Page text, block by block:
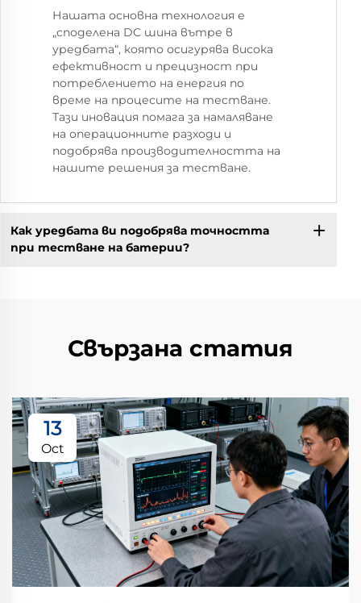
Нашата основна технология е
„споделена DC шина вътре в
уредбата“, която осигурява висока
ефективност и прецизност при
потреблението на енергия по
време на процесите на тестване.
Тази иновация помага за намаляване
на операционните разходи и
подобрява производителността на
нашите решения за тестване.
Как уредбата ви подобрява точността
при тестване на батерии?
Свързана статия
13
Oct